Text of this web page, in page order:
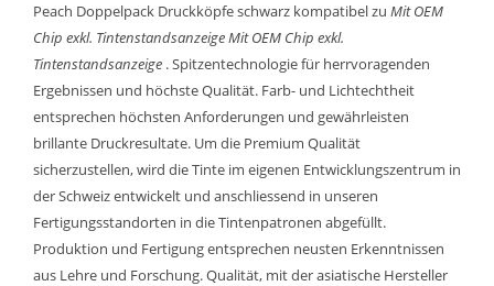
Peach Doppelpack Druckköpfe schwarz kompatibel zu Mit OEM
Chip exkl. TintenstandsanzeigeMit OEM Chip exkl.
Tintenstandsanzeige . Spitzentechnologie für herrvoragenden
Ergebnissen und höchste Qualität. Farb- und Lichtechtheit
entsprechen höchsten Anforderungen und gewährleisten
brillante Druckresultate. Um die Premium Qualität
sicherzustellen, wird die Tinte im eigenen Entwicklungszentrum in
der Schweiz entwickelt und anschliessend in unseren
Fertigungsstandorten in die Tintenpatronen abgefüllt.
Produktion und Fertigung entsprechen neusten Erkenntnissen
aus Lehre und Forschung. Qualität, mit der asiatische Hersteller